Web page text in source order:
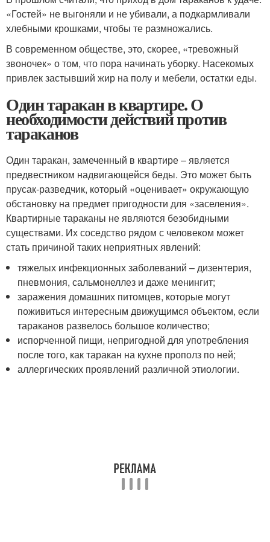
«Гостей» не выгоняли и не убивали, а подкармливали
хлебными крошками, чтобы те размножались.
В современном обществе, это, скорее, «тревожный
звоночек» о том, что пора начинать уборку. Насекомых
привлек застывший жир на полу и мебели, остатки еды.
Один таракан в квартире. О
необходимости действий против
тараканов
Один таракан, замеченный в квартире – является
предвестником надвигающейся беды. Это может быть
прусак-разведчик, который «оценивает» окружающую
обстановку на предмет пригодности для «заселения».
Квартирные тараканы не являются безобидными
существами. Их соседство рядом с человеком может
стать причиной таких неприятных явлений:
тяжелых инфекционных заболеваний – дизентерия,
пневмония, сальмонеллез и даже менингит;
заражения домашних питомцев, которые могут
поживиться интересным движущимся объектом, если
тараканов развелось большое количество;
испорченной пищи, непригодной для употребления
после того, как таракан на кухне прополз по ней;
аллергических проявлений различной этиологии.